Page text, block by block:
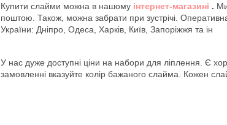
Купити слайми можна в нашому інтернет-магазині .
поштою. Також, можна забрати при зустрічі.
України: Дніпро, Одеса, Харків, Київ, Запоріжжя та ін
У нас дуже доступні ціни на набори для ліплення. Є
замовленні вказуйте колір бажаного слайма. Кожен